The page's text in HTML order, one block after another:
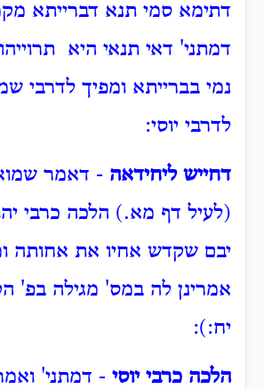
דתימא סמי תנא דברייתא
דמתני' דאי תנאי היא
נמי בברייתא ומפיך לדרבי
לדרבי יוסי:
דחייש ליחידאה - דאמר
(לעיל דף מא.) הלכה כרבי
יבם שקדש אחיו את אחותה
אמרינן לה במס' מגילה בפ'
יח:):
הלכה כרבי יוסי - דמתני'